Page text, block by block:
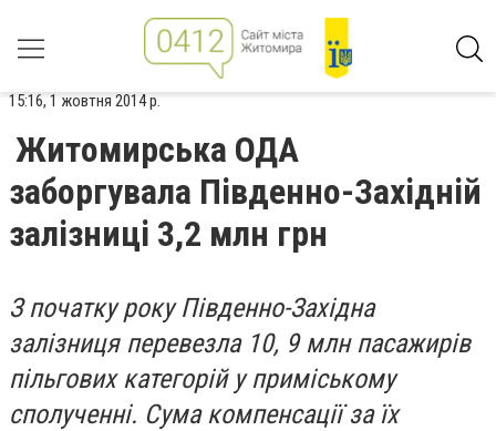
15:16, 1 жовтня 2014 р.
Житомирська ОДА
заборгувала Південно-Західній
залізниці 3,2 млн грн
З початку року Південно-Західна
залізниця перевезла 10, 9 млн пасажирів
пільгових категорій у приміському
сполученні. Сума компенсації за їх